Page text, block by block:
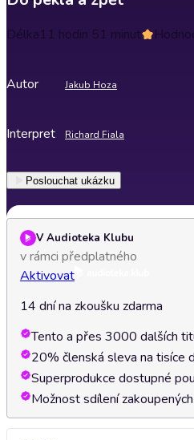
Délka11 hodin 51 minut
Autor Jakub Hoza
Interpret Richard Fiala
Poslouchat ukázku
V Audioteka Klubu
v rámci předplatného
Aktivovat
14 dní na zkoušku zdarma
Tento a přes 3000 dalších
20% členská sleva na tisíce
Superprodukce dostupné
Možnost sdílení